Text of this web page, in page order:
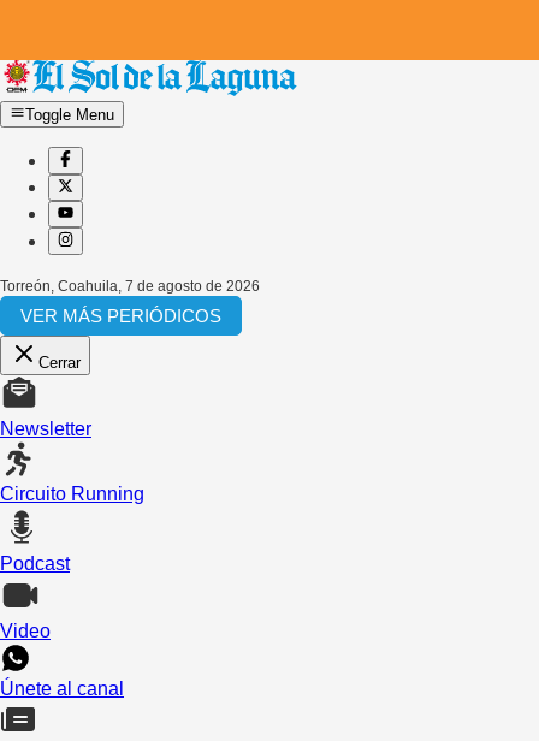
Toggle Menu
Torreón, Coahuila 7 de agosto de 2026
VER MÁS PERIÓDICOS
Cerrar
Newsletter
Circuito Running
Podcast
Video
Únete al canal